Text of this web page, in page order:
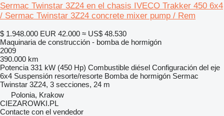
Sermac Twinstar 3Z24 en el chasis IVECO Trakker 450 6x4
/ Sermac Twinstar 3Z24 concrete mixer pump / Rem
$ 1.948.000 EUR 42.000 ≈ US$ 48.530
Maquinaria de construcción - bomba de hormigón
2009
390.000 km
Potencia 331 kW (450 Hp) Combustible diésel Configuración del eje
6x4 Suspensión resorte/resorte Bomba de hormigón Sermac
Twinstar 3Z24, 3 secciones, 24 m
Polonia, Krakow
CIEZAROWKI.PL
Contacte con el vendedor